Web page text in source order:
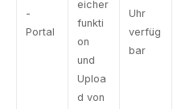
-
Portal
eicher
funkti
on
und
Uploa
d von
Uhr
verfüg
bar